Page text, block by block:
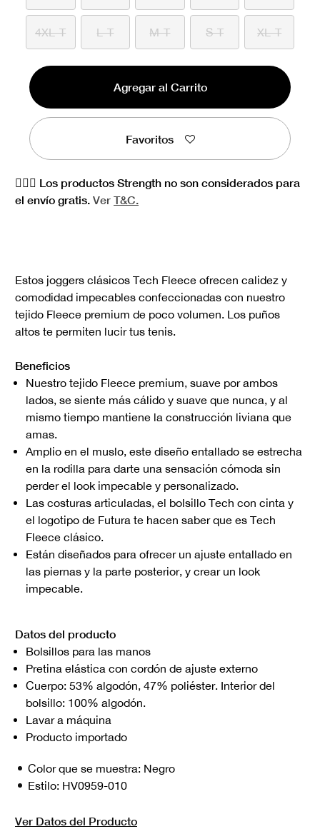
4XL-T L-T M-T S-T XL-T
Agregar al Carrito
Favoritos
🏋🏻‍♀️ Los productos Strength no son considerados para
el envío gratis. Ver T&C.
Estos joggers clásicos Tech Fleece ofrecen calidez y
comodidad impecables confeccionadas con nuestro
tejido Fleece premium de poco volumen. Los puños
altos te permiten lucir tus tenis.
Beneficios
Nuestro tejido Fleece premium, suave por ambos
lados, se siente más cálido y suave que nunca, y al
mismo tiempo mantiene la construcción liviana que
amas.
Amplio en el muslo, este diseño entallado se estrecha
en la rodilla para darte una sensación cómoda sin
perder el look impecable y personalizado.
Las costuras articuladas, el bolsillo Tech con cinta y
el logotipo de Futura te hacen saber que es Tech
Fleece clásico.
Están diseñados para ofrecer un ajuste entallado en
las piernas y la parte posterior, y crear un look
impecable.
Datos del producto
Bolsillos para las manos
Pretina elástica con cordón de ajuste externo
Cuerpo: 53% algodón, 47% poliéster. Interior del
bolsillo: 100% algodón.
Lavar a máquina
Producto importado
Color que se muestra: Negro
Estilo: HV0959-010
Ver Datos del Producto